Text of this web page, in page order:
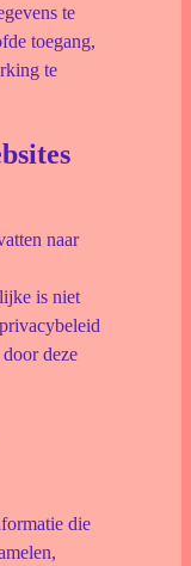
te
toegang,
te
naar
is niet
deze
die